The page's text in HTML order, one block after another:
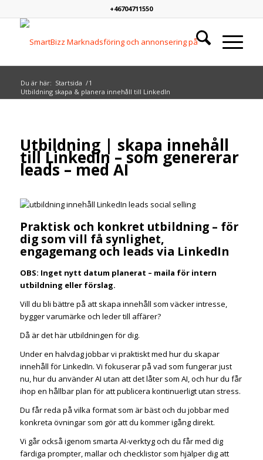
+46704711550
Du är här: Startsida 1
/
Utbildning skapa & planera innehåll till LinkedIn
Utbildning | skapa innehåll
till LinkedIn – som genererar
leads – med AI
Praktisk och konkret utbildning – för
dig som vill få synlighet,
engagemang och leads via LinkedIn
OBS: Inget nytt datum planerat – maila för intern
utbildning eller förslag.
Vill du bli bättre på att skapa innehåll som väcker intresse,
bygger varumärke och leder till affärer?
Då är det här utbildningen för dig.
Under en halvdag jobbar vi praktiskt med hur du skapar
innehåll för LinkedIn. Vi fokuserar på vad som fungerar just
nu, hur du använder AI utan att det låter som AI, och hur du får
ihop en hållbar plan för att publicera kontinuerligt utan stress.
Du får reda på vilka format som är bäst och du jobbar med
konkreta övningar som gör att du kommer igång direkt.
Vi går också igenom smarta AI-verktyg och du får med dig
färdiga prompter, mallar och checklistor som hjälper dig att